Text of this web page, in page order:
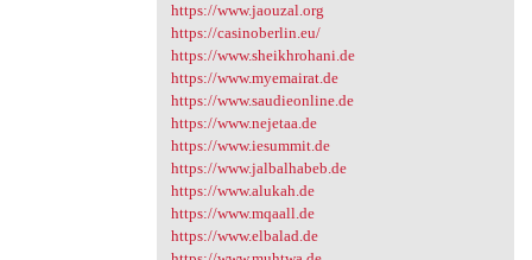
https://www.jaouzal.org
https://casinoberlin.eu/
https://www.sheikhrohani.de
https://www.myemairat.de
https://www.saudieonline.de
https://www.nejetaa.de
https://www.iesummit.de
https://www.jalbalhabeb.de
https://www.alukah.de
https://www.mqaall.de
https://www.elbalad.de